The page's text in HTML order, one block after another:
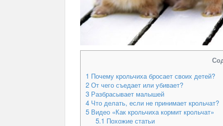
1 Почему крольчиха бросает своих детей?
2 От чего съедает или убивает?
3 Разбрасывает малышей
4 Что делать, если не принимает крольчат?
5 Видео «Как крольчиха кормит крольчат»
5.1 Похожие статьи